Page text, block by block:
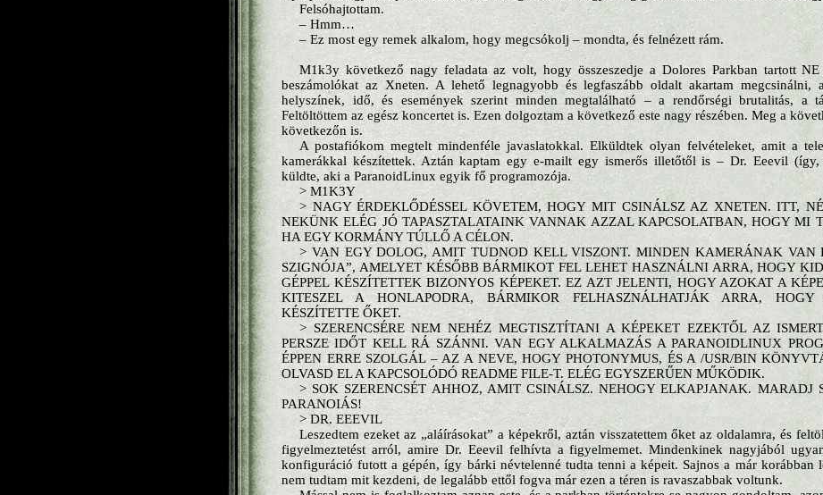
Felsóhajtottam.
– Hmm…
– Ez most egy remek alkalom, hogy megcsókolj – mondta, és felnézett rám.
M1k3y következő nagy feladata az volt, hogy összeszedje a Dolores Parkban tartott
beszámolókat az Xneten. A lehető legnagyobb és legfaszább oldalt akartam megcsinálni,
helyszínek, idő, és események szerint minden megtalálható – a rendőrségi brutalitás, a
Feltöltöttem az egész koncertet is. Ezen dolgoztam a következő este nagy részében. Meg a
következőn is.
A postafiókom megtelt mindenféle javaslatokkal. Elküldtek olyan felvételeket, amit a
kamerákkal készítettek. Aztán kaptam egy e-mailt egy ismerős illetőtől is – Dr. Eeevil (így,
küldte, aki a ParanoidLinux egyik fő programozója.
> M1K3Y
> NAGY ÉRDEKLŐDÉSSEL KÖVETEM, HOGY MIT CSINÁLSZ AZ XNETEN. ITT,
NEKÜNK ELÉG JÓ TAPASZTALATAINK VANNAK AZZAL KAPCSOLATBAN, HOGY MI
HA EGY KORMÁNY TÚLLŐ A CÉLON.
> VAN EGY DOLOG, AMIT TUDNOD KELL VISZONT. MINDEN KAMERÁNAK VAN
SZIGNÓJA”, AMELYET KÉSŐBB BÁRMIKOT FEL LEHET HASZNÁLNI ARRA, HOGY
GÉPPEL KÉSZÍTETTEK BIZONYOS KÉPEKET. EZ AZT JELENTI, HOGY AZOKAT A
KITESZEL A HONLAPODRA, BÁRMIKOR FELHASZNÁLHATJÁK ARRA,
KÉSZÍTETTE ŐKET.
> SZERENCSÉRE NEM NEHÉZ MEGTISZTÍTANI A KÉPEKET EZEKTŐL AZ
PERSZE IDŐT KELL RÁ SZÁNNI. VAN EGY ALKALMAZÁS A PARANOIDLINUX
ÉPPEN ERRE SZOLGÁL – AZ A NEVE, HOGY PHOTONYMUS, ÉS A /USR/BIN
OLVASD EL A KAPCSOLÓDÓ README FILE-T. ELÉG EGYSZERŰEN MŰKÖDIK.
> SOK SZERENCSÉT AHHOZ, AMIT CSINÁLSZ. NEHOGY ELKAPJANAK. MARADJ
PARANOIÁS!
> DR. EEEVIL
Leszedtem ezeket az „aláírásokat” a képekről, aztán visszatettem őket az oldalamra, és
figyelmeztetést arról, amire Dr. Eeevil felhívta a figyelmemet. Mindenkinek nagyjából
konfiguráció futott a gépén, így bárki névtelenné tudta tenni a képeit. Sajnos a már korábban
nem tudtam mit kezdeni, de legalább ettől fogva már ezen a téren is ravaszabbak voltunk.